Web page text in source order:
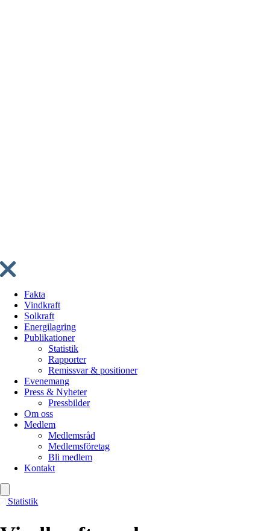
Fakta
Vindkraft
Solkraft
Energilagring
Publikationer
Statistik
Rapporter
Remissvar & positioner
Evenemang
Press & Nyheter
Pressbilder
Om oss
Medlem
Medlemsråd
Medlemsföretag
Bli medlem
Kontakt
Statistik